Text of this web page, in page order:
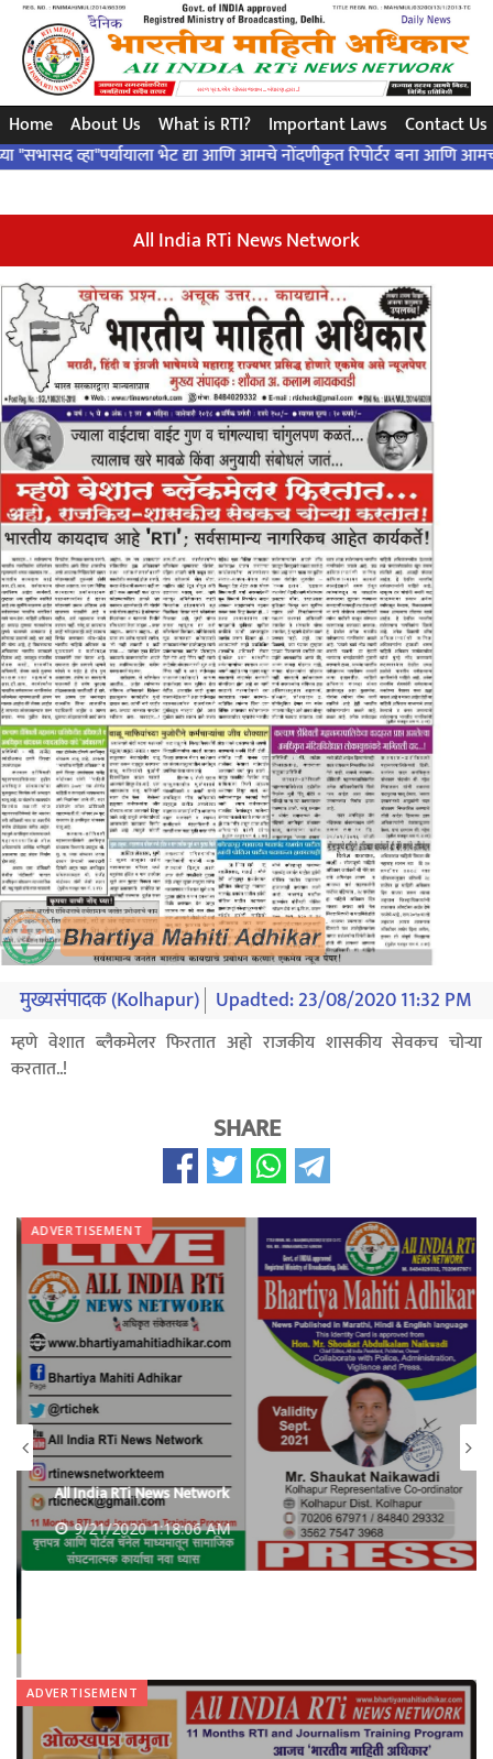
સરળ પ્રશ્ન..એક ચોક્કસ જવાબ ... બંધારણ દ્વારા ..!
Home About Us What is RTI? Important Laws
Contact Us
भेट द्या आणि आमचे नोंदणीकृत रिपोर्टर बना आणि आमच्या
All India RTi News Network
मुख्यसंपादक (Kolhapur) Upadted:23/08/2020 11:32 PM
म्हणे वेशात ब्लैकमेलर फिरतात अहो राजकीय शासकीय सेवकच चोऱ्या
करतात..!
SHARE
ADVERTISEMENT
All India RTi News Network
9/21/2020 1:18:06 AM
ADVERTISEMENT